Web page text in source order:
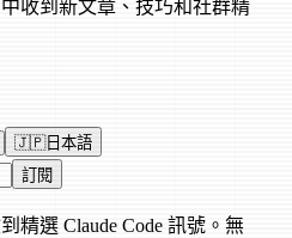
收到新文章、技巧和社群精
🇯🇵日本語
訂閱
精選 Claude Code 訊號。無